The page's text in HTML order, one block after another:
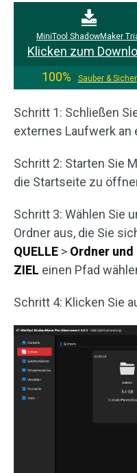
MiniTool ShadowMaker
Klicken zum
100%
Sauber & Sicher
Schritt 1: Schließen
externes Laufwerk an
Schritt 2: Starten Sie
die Startseite zu
Schritt 3: Wählen Sie
Ordner aus, die Sie
QUELLE > Ordner und
ZIEL einen Pfad
Schritt 4: Klicken Sie